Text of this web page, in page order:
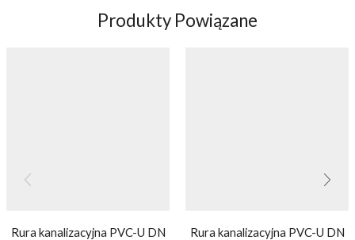
Produkty Powiązane
Rura kanalizacyjna PVC-U DN
Rura kanalizacyjna PVC-U DN